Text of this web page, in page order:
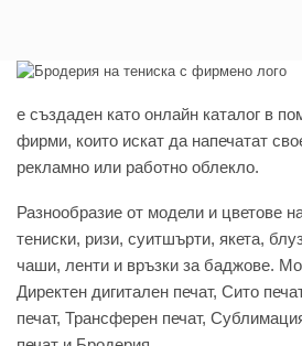
e създаден като онлайн каталог в
фирми, които искат да напечатат
рекламно или работно облекло.
Разнообразие от модели и цветове
тениски, ризи, суитшърти, якета,
чаши, ленти и връзки за баджове.
Директен дигитален печат, Сито
печат, Трансферен печат,